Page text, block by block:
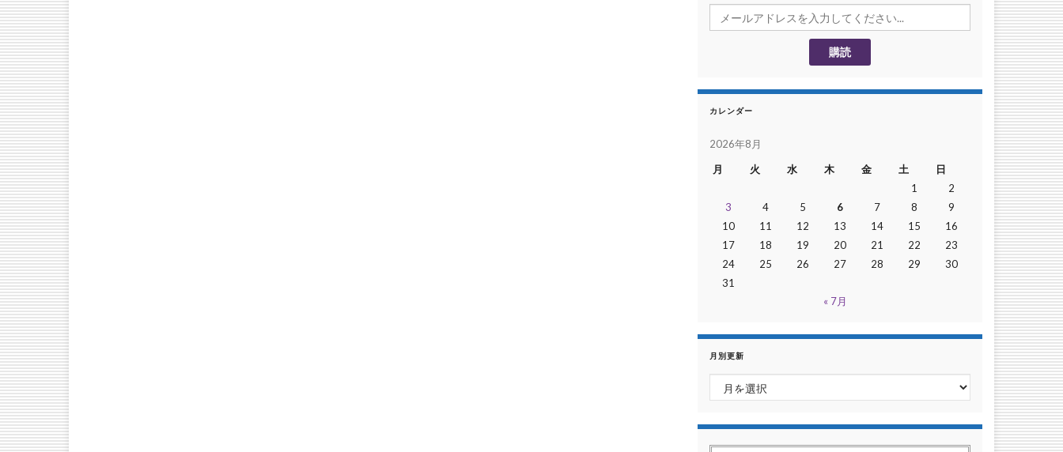
カレンダー
2026年8月
月
火 水 木 金 土
日
1
2
3
4 5 6 7 8
9
10
11 12 13 14 15
16
17
18 19 20 21 22
23
24
25 26 27 28 29
30
31
« 7月
月別更新
月別更新